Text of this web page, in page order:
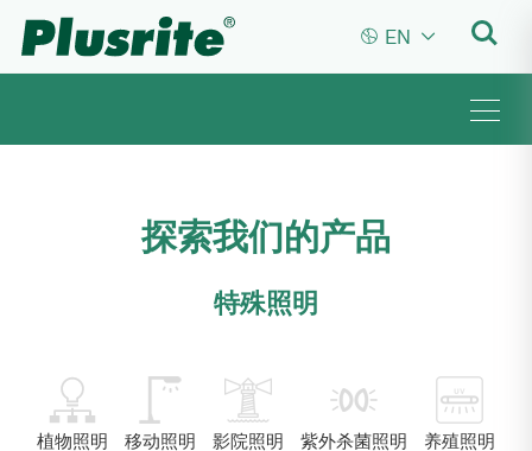
 EN 
探索我们的产品
特殊照明
植物照明 移动照明 影院照明 紫外杀菌照明 养殖照明